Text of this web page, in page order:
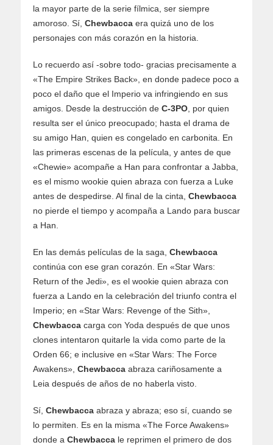
la mayor parte de la serie fílmica, ser siempre
amoroso. Sí, Chewbacca era quizá uno de los
personajes con más corazón en la historia.
Lo recuerdo así -sobre todo- gracias precisamente a
«The Empire Strikes Back», en donde padece poco a
poco el daño que el Imperio va infringiendo en sus
amigos. Desde la destrucción de C-3PO , por quien
resulta ser el único preocupado; hasta el drama de
su amigo Han, quien es congelado en carbonita. En
las primeras escenas de la película, y antes de que
«Chewie» acompañe a Han para confrontar a Jabba,
es el mismo wookie quien abraza con fuerza a Luke
antes de despedirse. Al final de la cinta, Chewbacca
no pierde el tiempo y acompaña a Lando para buscar
a Han.
En las demás películas de la saga, Chewbacca
continúa con ese gran corazón. En «Star Wars:
Return of the Jedi», es el wookie quien abraza con
fuerza a Lando en la celebración del triunfo contra el
Imperio; en «Star Wars: Revenge of the Sith»,
Chewbacca carga con Yoda después de que unos
clones intentaron quitarle la vida como parte de la
Orden 66; e inclusive en «Star Wars: The Force
Awakens», Chewbacca abraza cariñosamente a
Leia después de años de no haberla visto.
Sí, Chewbacca abraza y abraza; eso sí, cuando se
lo permiten. Es en la misma «The Force Awakens»
donde a Chewbacca le reprimen el primero de dos